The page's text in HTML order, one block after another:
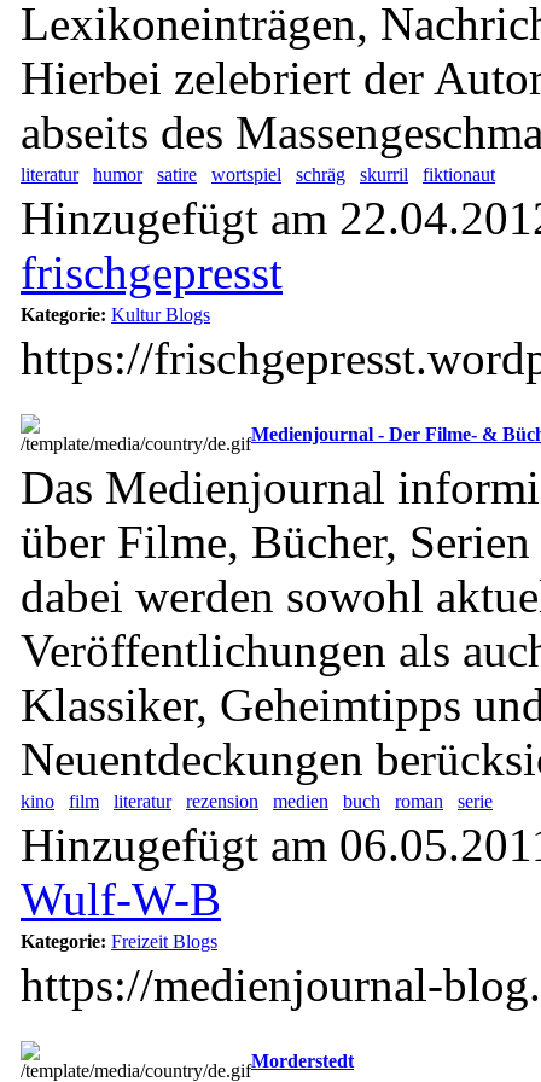
Lexikoneinträgen,
Hierbei zelebriert der
abseits des
literatur humor satire wortspiel schräg skurril fiktionaut
Hinzugefügt am
frischgepresst
Kategorie: Kultur Blogs
https://
Medienjournal - Der Filme- &
Das Medienjournal
über Filme, Bücher,
dabei werden sowohl
Veröffentlichungen als
Klassiker, Geheimtipps
Neuentdeckungen
kino film literatur rezension medien buch roman serie
Hinzugefügt am
Wulf-W-B
Kategorie: Freizeit Blogs
https://medienjournal-
Morderstedt